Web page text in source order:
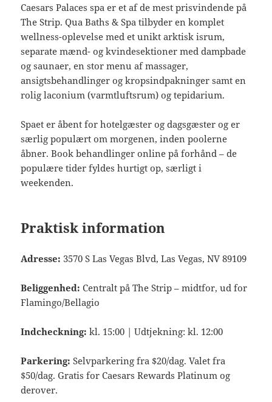
Caesars Palaces spa er et af de mest prisvindende på
The Strip. Qua Baths & Spa tilbyder en komplet
wellness-oplevelse med et unikt arktisk isrum,
separate mænd- og kvindesektioner med dampbade
og saunaer, en stor menu af massager,
ansigtsbehandlinger og kropsindpakninger samt en
rolig laconium (varmtluftsrum) og tepidarium.
Spaet er åbent for hotelgæster og dagsgæster og er
særlig populært om morgenen, inden poolerne
åbner. Book behandlinger online på forhånd – de
populære tider fyldes hurtigt op, særligt i
weekenden.
Praktisk information
Adresse: 3570 S Las Vegas Blvd, Las Vegas, NV 89109
Beliggenhed:Centralt på The Strip – midtfor, ud for
Flamingo/Bellagio
Indcheckning:kl. 15:00 | Udtjekning: kl. 12:00
Parkering:Selvparkering fra $20/dag. Valet fra
$50/dag. Gratis for Caesars Rewards Platinum og
derover.